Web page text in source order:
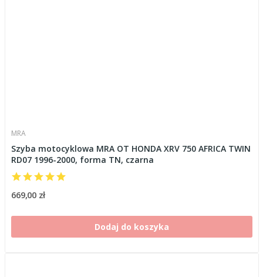
MRA
Szyba motocyklowa MRA OT HONDA XRV 750 AFRICA TWIN
RD07 1996-2000, forma TN, czarna
669,00 zł
Dodaj do koszyka